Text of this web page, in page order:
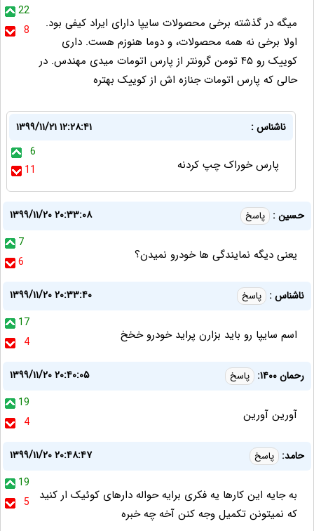
22
8
میگه در گذشته برخی محصولات سایپا دارای ایراد کیفی بود.
اولا برخی نه همه محصولات، و دوما هنوزم هست. داری
کوییک رو ۴۵ تومن گرونتر از پارس اتومات میدی مهندس. در
حالی که پارس اتومات جنازه اش از کوییک بهتره
ناشناس :
۱۳۹۹/۱۱/۲۱ ۱۲:۲۸:۴۱
6
11
پارس خوراک چپ کردنه
حسین : پاسخ
۱۳۹۹/۱۱/۲۰ ۲۰:۳۳:۰۸
7
6
یعنی دیگه نمایندگی ها خودرو نمیدن؟
ناشناس : پاسخ
۱۳۹۹/۱۱/۲۰ ۲۰:۳۳:۴۰
17
4
اسم سایپا رو باید بزارن پراید خودرو خخخ
رحمان ۱۴۰۰: پاسخ
۱۳۹۹/۱۱/۲۰ ۲۰:۴۰:۰۵
19
4
آورین آورین
حامد: پاسخ
۱۳۹۹/۱۱/۲۰ ۲۰:۴۸:۴۷
19
5
به جایه این کارها یه فکری برایه حواله دارهای کوئیک ار کنید
که نمیتونن تکمیل وجه کنن آخه چه خبره